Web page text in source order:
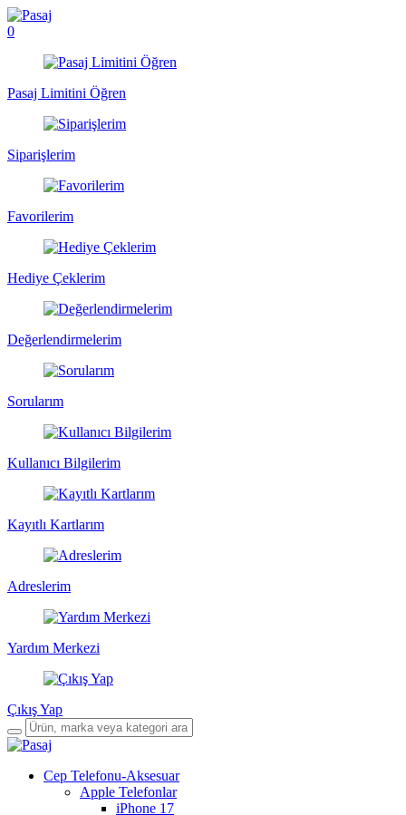
0
Pasaj Limitini Öğren
Siparişlerim
Favorilerim
Hediye Çeklerim
Değerlendirmelerim
Sorularım
Kullanıcı Bilgilerim
Kayıtlı Kartlarım
Adreslerim
Yardım Merkezi
Çıkış Yap
Cep Telefonu-Aksesuar
Apple Telefonlar
iPhone 17